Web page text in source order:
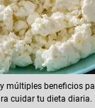
múltiples beneficios
cuidar tu dieta diaria.